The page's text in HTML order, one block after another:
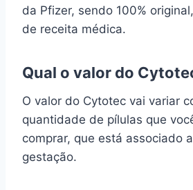
da Pfizer, sendo 100%
de receita médica.
Qual o valor do
O valor do Cytotec vai variar
quantidade de pílulas que
comprar, que está associado
gestação.